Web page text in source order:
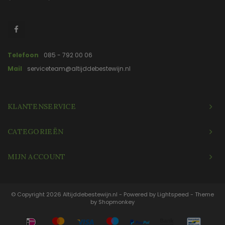
Telefoon
085 - 792 00 06
Mail
serviceteam@altijddebestewijn.nl
KLANTENSERVICE
CATEGORIEËN
MIJN ACCOUNT
© Copyright 2026 Altijddebestewijn.nl - Powered by Lightspeed - Theme
by Shopmonkey